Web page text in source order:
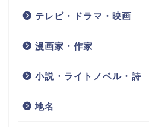
テレビ・ドラマ・映画
漫画家・作家
小説・ライトノベル・詩
地名